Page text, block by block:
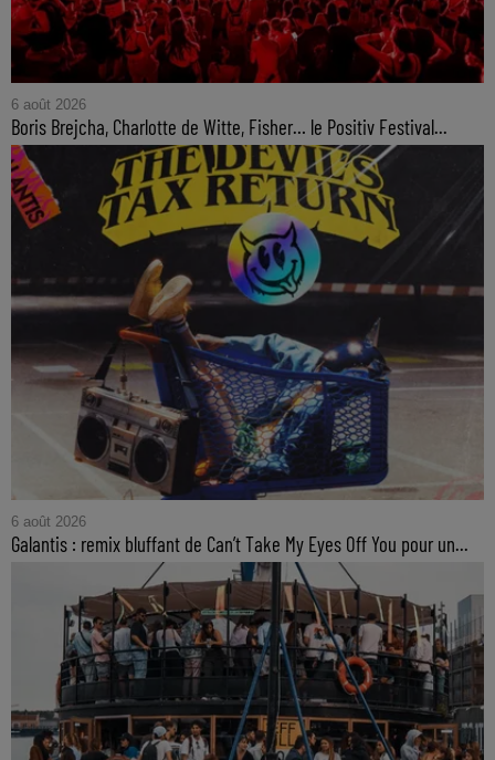
6 août 2026
Boris Brejcha, Charlotte de Witte, Fisher… le Positiv Festival...
6 août 2026
Galantis : remix bluffant de Can’t Take My Eyes Off You pour un...